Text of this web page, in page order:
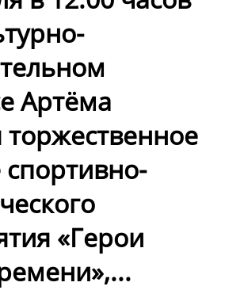
Артёма
торжественное
«Герои